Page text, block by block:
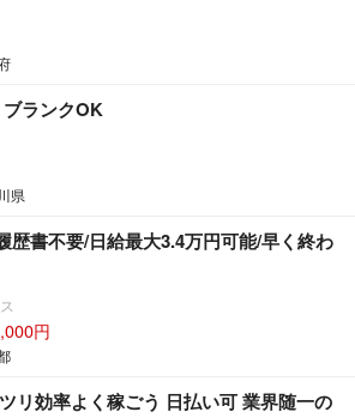
ランクOK
県
歴書不要/日給最大3.4万円可能/早く終わ
円
リ効率よく稼ごう 日払い可 業界随一の